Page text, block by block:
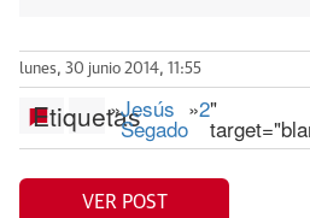
lunes, 30 junio 2014, 11:55
Etiquetas
»Jesús
Segado
»2"
VER POST